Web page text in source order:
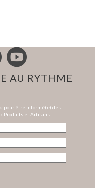
AU RYTHME
pour être informé(e) des
Produits et Artisans.